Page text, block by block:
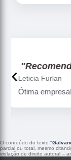
Gislaine
Peças
‹
O conteúdo do texto "
parcial ou total, mesmo
violação de direito autoral –